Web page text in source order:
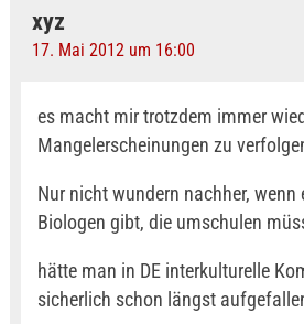
xyz
17. Mai 2012 um 16:00
es macht mir trotzdem immer
Mangelerscheinungen zu
Nur nicht wundern nachher,
Biologen gibt, die umschulen
hätte man in DE interkulturelle
sicherlich schon längst